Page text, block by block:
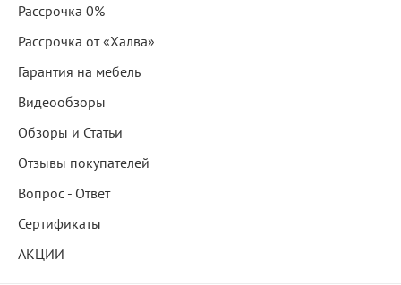
Рассрочка 0%
Рассрочка от «Халва»
Гарантия на мебель
Видеообзоры
Обзоры и Статьи
Отзывы покупателей
Вопрос - Ответ
Сертификаты
АКЦИИ